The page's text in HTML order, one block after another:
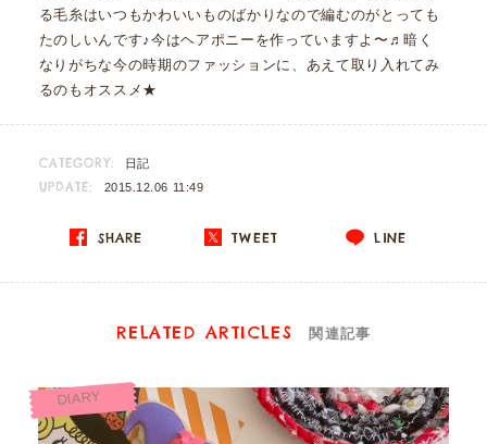
る毛糸はいつもかわいいものばかりなので編むのがとっても
たのしいんです♪今はヘアポニーを作っていますよ〜♬暗く
なりがちな今の時期のファッションに、あえて取り入れてみ
るのもオススメ★
CATEGORY: 日記
UPDATE: 2015.12.06 11:49
SHARE TWEET LINE
RELATED ARTICLES 関連記事
DIARY